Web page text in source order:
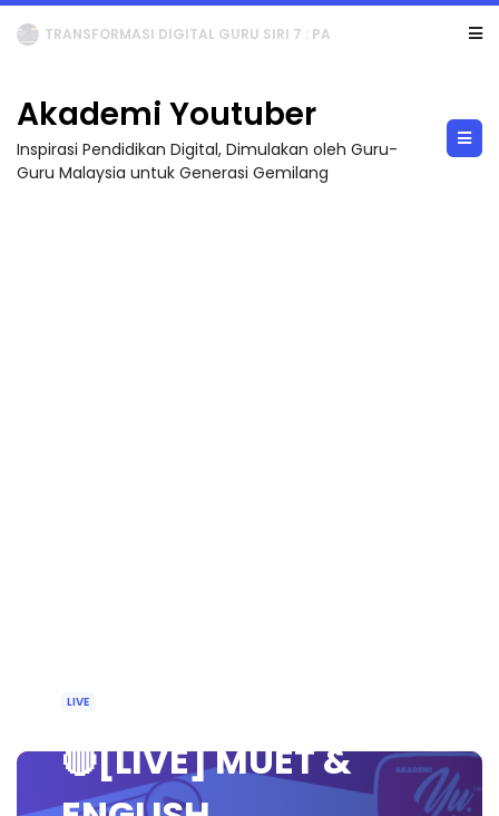
TRANSFORMASI DIGITAL GURU SIRI 7 : PAHLAWAN DIGITAL PENYELAMAT DUNIA
Akademi Youtuber
Inspirasi Pendidikan Digital, Dimulakan oleh Guru-
Guru Malaysia untuk Generasi Gemilang
LIVE
🔴[LIVE] MUET &